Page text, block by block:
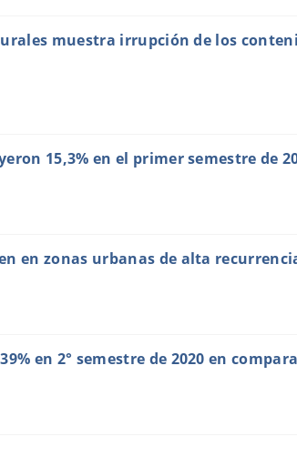
muestra irrupción de los
15,3% en el primer semestre de
en zonas urbanas de alta
en 2° semestre de 2020 en